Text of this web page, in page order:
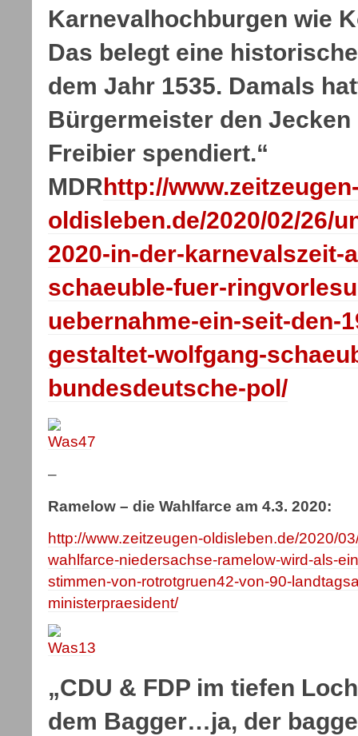
Karnevalhochburgen wie
Das belegt eine
dem Jahr 1535. Damals
Bürgermeister den Jecken
Freibier spendiert.“
MDR http://
oldisleben.de/2020/02/26/
2020-in-der-karnevalszeit-
schaeuble-fuer-
uebernahme-ein-seit-den-
gestaltet-wolfgang-
bundesdeutsche-pol/
–
Ramelow – die Wahlfarce am 4.3. 2020:
http://www.zeitzeugen-oldisleben.de/2020/
wahlfarce-niedersachse-ramelow-wird-als-
stimmen-von-rotrotgruen42-von-90-
ministerpraesident/
„CDU & FDP im tiefen
dem Bagger…ja, der